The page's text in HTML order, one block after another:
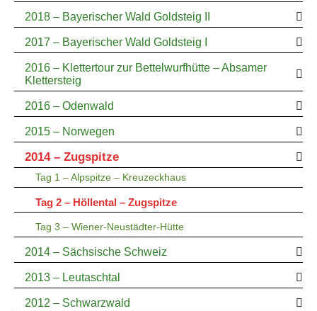
2018 – Bayerischer Wald Goldsteig II
2017 – Bayerischer Wald Goldsteig I
2016 – Klettertour zur Bettelwurfhütte – Absamer
Klettersteig
2016 – Odenwald
2015 – Norwegen
2014 – Zugspitze
Tag 1 – Alpspitze – Kreuzeckhaus
Tag 2 – Höllental – Zugspitze
Tag 3 – Wiener-Neustädter-Hütte
2014 – Sächsische Schweiz
2013 – Leutaschtal
2012 – Schwarzwald